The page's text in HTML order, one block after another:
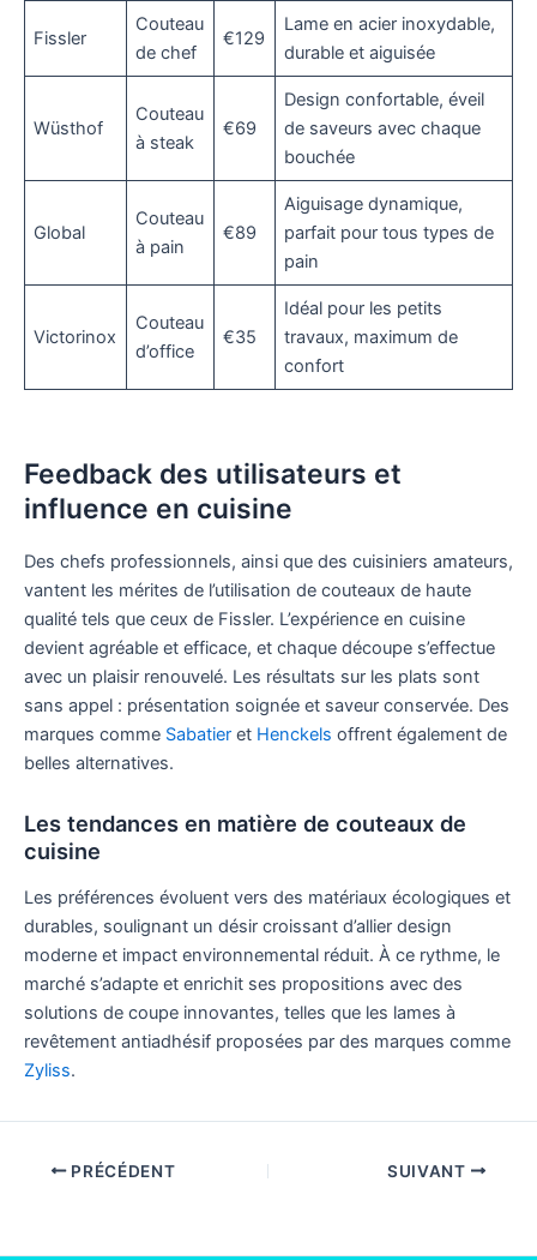
Fissler
Couteau
de chef
€129
Lame en acier inoxydable,
durable et aiguisée
Wüsthof
Couteau
à steak
€69
Design confortable, éveil
de saveurs avec chaque
bouchée
Global
Couteau
à pain
€89
Aiguisage dynamique,
parfait pour tous types de
pain
Victorinox
Couteau
d’office
€35
Idéal pour les petits
travaux, maximum de
confort
Feedback des utilisateurs et
influence en cuisine
Des chefs professionnels, ainsi que des cuisiniers amateurs,
vantent les mérites de l’utilisation de couteaux de haute
qualité tels que ceux de Fissler. L’expérience en cuisine
devient agréable et efficace, et chaque découpe s’effectue
avec un plaisir renouvelé. Les résultats sur les plats sont
sans appel : présentation soignée et saveur conservée. Des
marques comme Sabatier et Henckels offrent également de
belles alternatives.
Les tendances en matière de couteaux de
cuisine
Les préférences évoluent vers des matériaux écologiques et
durables, soulignant un désir croissant d’allier design
moderne et impact environnemental réduit. À ce rythme, le
marché s’adapte et enrichit ses propositions avec des
solutions de coupe innovantes, telles que les lames à
revêtement antiadhésif proposées par des marques comme
Zyliss.
PRÉCÉDENT SUIVANT